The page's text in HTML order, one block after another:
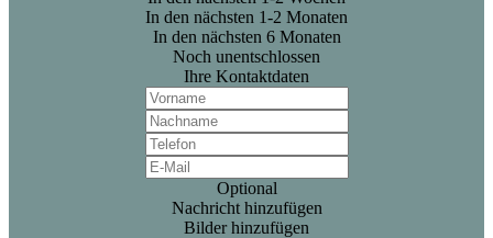
In den nächsten 1-2 Monaten
In den nächsten 6 Monaten
Noch unentschlossen
Ihre Kontaktdaten
Optional
Nachricht hinzufügen
Bilder hinzufügen